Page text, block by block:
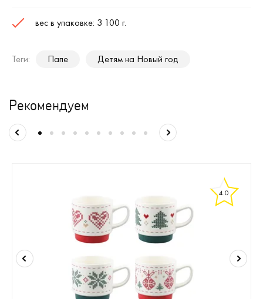
вес в упаковке: 3 100 г.
Теги: Папе Детям на Новый год
Рекомендуем
4.0